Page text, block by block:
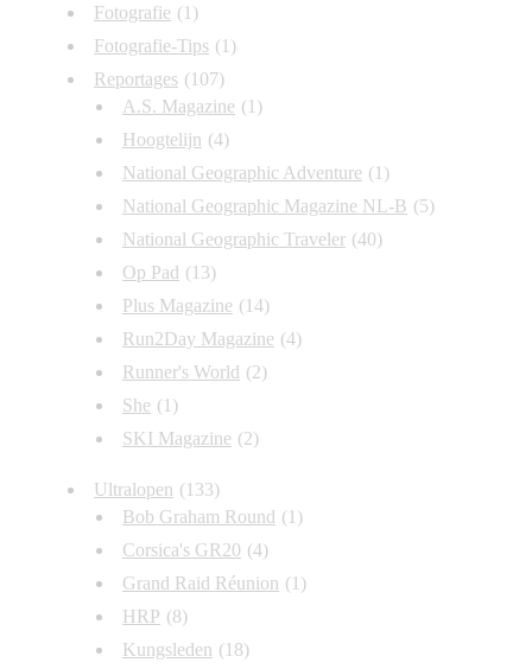
Fotografie (1)
Fotografie-Tips (1)
Reportages (107)
A.S. Magazine (1)
Hoogtelijn (4)
National Geographic Adventure (1)
National Geographic Magazine NL-B (5)
National Geographic Traveler (40)
Op Pad (13)
Plus Magazine (14)
Run2Day Magazine (4)
Runner's World (2)
She (1)
SKI Magazine (2)
Ultralopen (133)
Bob Graham Round (1)
Corsica's GR20 (4)
Grand Raid Réunion (1)
HRP (8)
Kungsleden (18)